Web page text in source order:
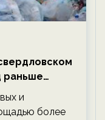
раньше
и
более